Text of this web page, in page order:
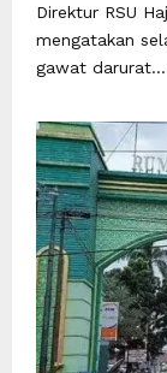
Direktur RSU
mengatakan
gawat darurat...